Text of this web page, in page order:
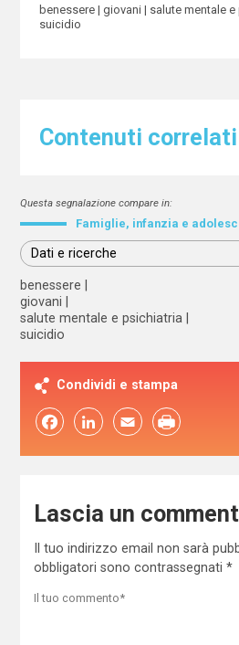
benessere giovani
salute mentale
suicidio
Contenuti correlati
Questa segnalazione compare in:
Famiglie, infanzia e
Dati e ricerche
benessere
giovani
salute mentale e psichiatria
suicidio
Condividi e stampa
FacebookLinkedIn Email
Lascia un
Il tuo indirizzo email non sarà
obbligatori sono contrassegnati *